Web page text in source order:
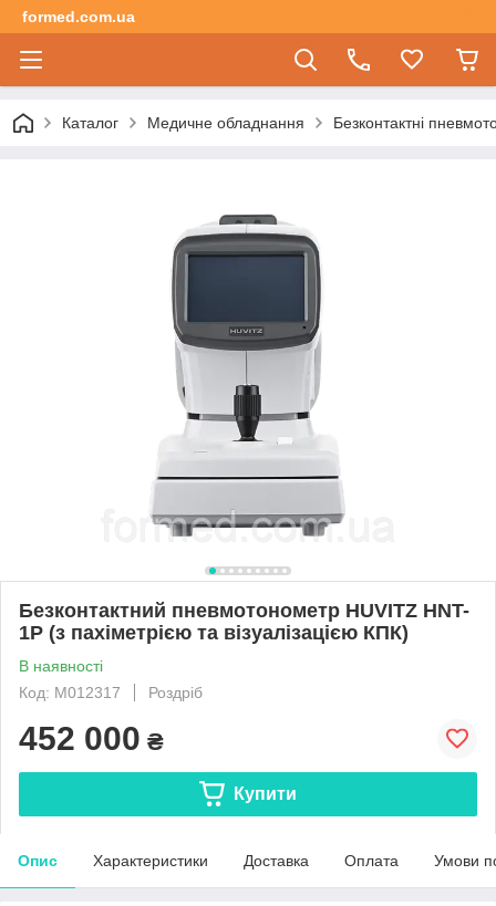
formed.com.ua
Каталог Медичне обладнання Безконтактні
Безконтактний пневмотонометр HUVITZ HNT-
1P (з пахіметрією та візуалізацією КПК)
В наявності
Код: M012317
Роздріб
452 000 ₴
Купити
Опис Характеристики Доставка Оплата Умови